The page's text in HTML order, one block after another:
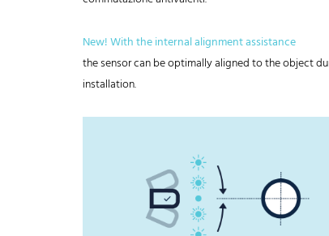
New! With the internal alignment assistance
the sensor can be optimally aligned to the object
installation.